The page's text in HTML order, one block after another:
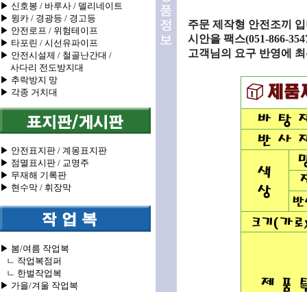
▶ 신호봉 / 바루사 / 델리네이트
▶ 윙카 / 경광등 / 경고등
▶ 안전로프 / 위험테이프
▶ 타포린 / 시선유파이프
▶ 안전시설제 / 철골난간대 /
사다리 전도방지대
▶ 추락방지 망
▶ 각종 거치대
▶ 안전표지판 / 계몽표지판
▶ 점멸표시판 / 교명주
▶ 무재해 기록판
▶ 현수막 / 휘장막
▶ 봄/여름 작업복
ㄴ 작업복점퍼
ㄴ 한벌작업복
▶ 가을/겨울 작업복
주문 제작형 안전조끼
시안을 팩스(051-866-
고객님의 요구 반영에